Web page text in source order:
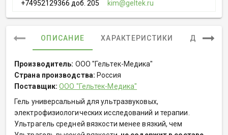
+74952129366 доб. 205 kim@geltek.ru
ОПИСАНИЕ ХАРАКТЕРИСТИКИ
Производитель: ООО "Гельтек-Медика"
Страна производства: Россия
Поставщик:ООО "Гельтек-Медика"
Гель универсальный для ультразвуковых,
электрофизиологических исследований и терапии.
Ультрагель средней вязкости менее вязкий, чем